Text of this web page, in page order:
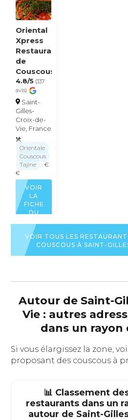
Oriental
Xpress
Restaurant
de
Couscous
4.8/5 (337
avis)
Saint-
Gilles-
Croix-de-
Vie, France
Orientale
Couscous
Tajine
· €
€
VOIR
LA
FICHE
DU
VOIR TOUS LES
COUSCOUS À SAINT-
Autour de Saint-
Vie : autres
dans un rayon
Si vous élargissez la zone,
proposant des couscous à
📊 Classement
restaurants dans un
autour de Saint-